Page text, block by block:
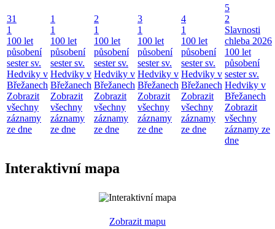
31
1
100 let
působení
sester sv.
Hedviky v
Břežanech
Zobrazit
všechny
záznamy
ze dne
1
1
100 let
působení
sester sv.
Hedviky v
Břežanech
Zobrazit
všechny
záznamy
ze dne
2
1
100 let
působení
sester sv.
Hedviky v
Břežanech
Zobrazit
všechny
záznamy
ze dne
3
1
100 let
působení
sester sv.
Hedviky v
Břežanech
Zobrazit
všechny
záznamy
ze dne
4
1
100 let
působení
sester sv.
Hedviky v
Břežanech
Zobrazit
všechny
záznamy
ze dne
5
2
Slavnosti
chleba 2026
100 let
působení
sester sv.
Hedviky v
Břežanech
Zobrazit
všechny
záznamy ze
dne
Interaktivní mapa
Zobrazit mapu